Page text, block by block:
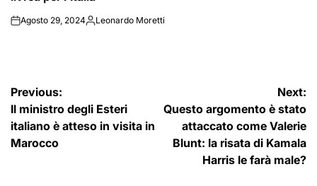
onAgosto 29, 2024Posted
Leonardo Moretti
Navigazione
articoli
Previous:
Il ministro degli Esteri
italiano è atteso in visita in
Marocco
Next:
Questo argomento è stato
attaccato come Valerie
Blunt: la risata di Kamala
Harris le farà male?